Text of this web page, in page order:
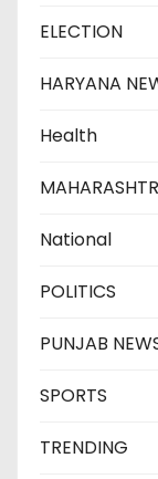
ELECTION
HARYANA
Health
National
POLITICS
PUNJAB
SPORTS
TRENDING